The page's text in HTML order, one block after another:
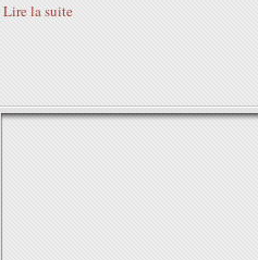
Lire la suite